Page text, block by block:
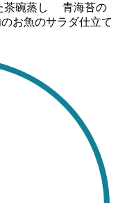
茶碗蒸し 青海苔の
お魚のサラダ仕立て